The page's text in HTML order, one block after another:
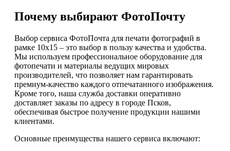
Почему выбирают ФотоПочту
Выбор сервиса ФотоПочта для печати фотографий в
рамке 10х15 – это выбор в пользу качества и удобства.
Мы используем профессиональное оборудование для
фотопечати и материалы ведущих мировых
производителей, что позволяет нам гарантировать
премиум-качество каждого отпечатанного изображения.
Кроме того, наша служба доставки оперативно
доставляет заказы по адресу в городе Псков,
обеспечивая быстрое получение продукции нашими
клиентами.
Основные преимущества нашего сервиса включают: